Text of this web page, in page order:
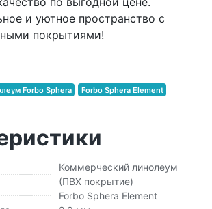
и уютное пространство с
покрытиями!
Forbo Sphera Forbo Sphera Element
Коммерческий линолеум
(ПВХ покрытие)
Forbo Sphera Element